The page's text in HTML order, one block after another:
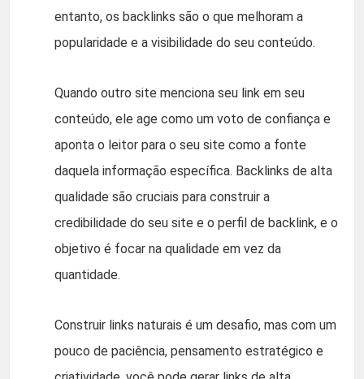
entanto, os backlinks são o que melhoram a
popularidade e a visibilidade do seu conteúdo.
Quando outro site menciona seu link em seu
conteúdo, ele age como um voto de confiança e
aponta o leitor para o seu site como a fonte
daquela informação específica. Backlinks de alta
qualidade são cruciais para construir a
credibilidade do seu site e o perfil de backlink, e o
objetivo é focar na qualidade em vez da
quantidade.
Construir links naturais é um desafio, mas com um
pouco de paciência, pensamento estratégico e